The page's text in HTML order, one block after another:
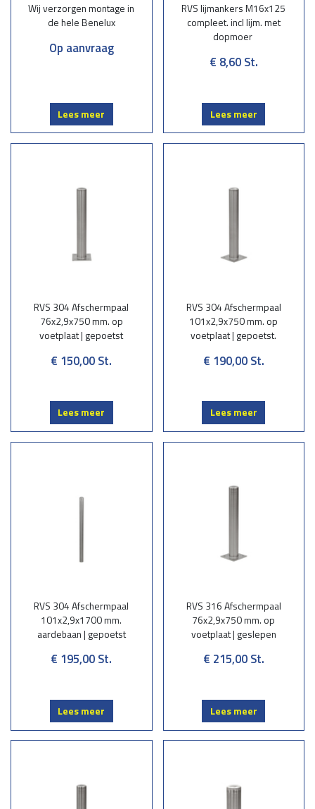
Wij verzorgen montage in
de hele Benelux
Op aanvraag
Lees meer
RVS lijmankers M16x125
compleet. incl lijm. met
dopmoer
€ 8,60 St.
Lees meer
RVS 304 Afschermpaal
76x2,9x750 mm. op
voetplaat | gepoetst
€ 150,00 St.
Lees meer
RVS 304 Afschermpaal
101x2,9x750 mm. op
voetplaat | gepoetst.
€ 190,00 St.
Lees meer
RVS 304 Afschermpaal
101x2,9x1700 mm.
aardebaan | gepoetst
€ 195,00 St.
Lees meer
RVS 316 Afschermpaal
76x2,9x750 mm. op
voetplaat | geslepen
€ 215,00 St.
Lees meer